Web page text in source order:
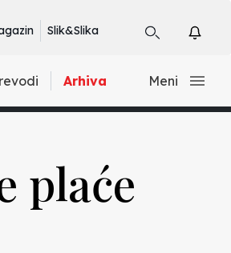
Slik&Slika
Arhiva Meni
plaće